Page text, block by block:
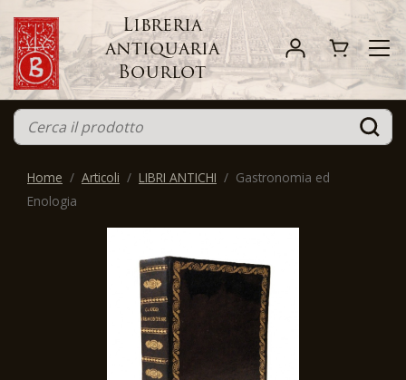
Libreria
antiquaria
Bourlot
Home Articoli LIBRI ANTICHI
Gastronomia ed
Enologia